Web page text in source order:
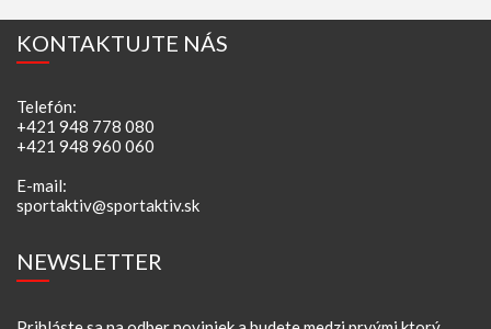
KONTAKTUJTE NÁS
Telefón:
+421 948 778 080
+421 948 960 060
E-mail:
sportaktiv@sportaktiv.sk
NEWSLETTER